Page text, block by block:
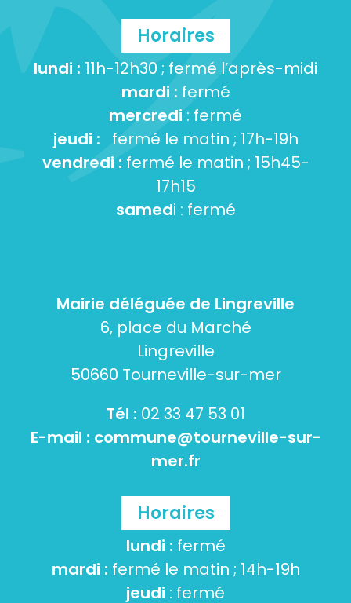
Horaires
lundi : 11h-12h30 ; fermé l’après-midi
mardi : fermé
mercredi : fermé
jeudi : fermé le matin ; 17h-19h
vendredi : fermé le matin ; 15h45-
17h15
samedi : fermé
Mairie déléguée de Lingreville
6, place du Marché
Lingreville
50660 Tourneville-sur-mer
Tél : 02 33 47 53 01
E-mail : commune@tourneville-sur-
mer.fr
Horaires
lundi : fermé
mardi : fermé le matin ; 14h-19h
jeudi : fermé